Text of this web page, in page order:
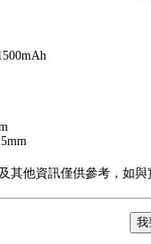
其他資訊僅供參考，如